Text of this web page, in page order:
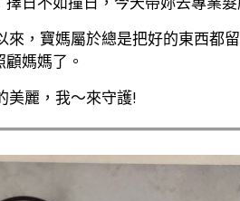
來，寶媽屬於總是把好的東西都
顧媽媽了。
美麗，我～來守護!